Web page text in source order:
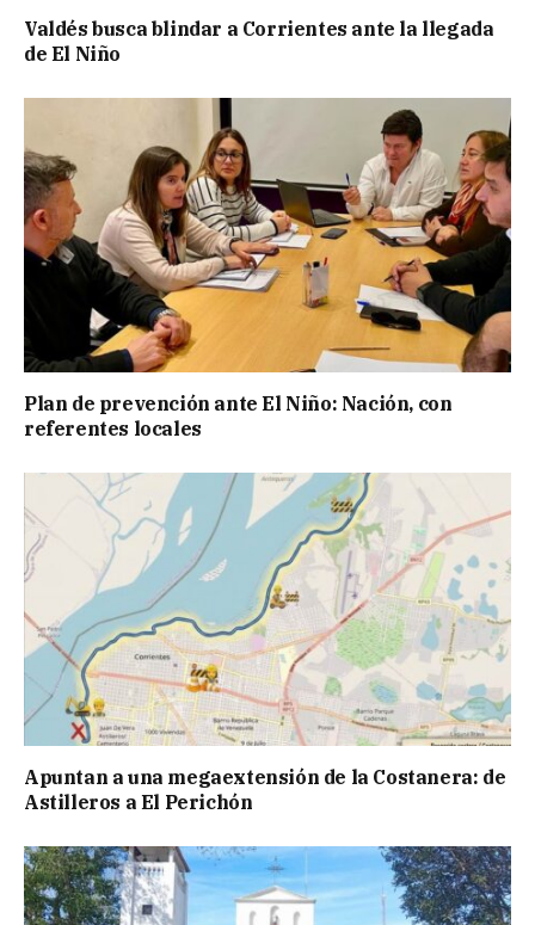
Valdés busca blindar a Corrientes ante la llegada
de El Niño
Plan de prevención ante El Niño: Nación, con
referentes locales
Apuntan a una megaextensión de la Costanera: de
Astilleros a El Perichón